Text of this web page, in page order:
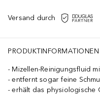
Versand durch
PRODUKTINFORMATIONEN
Mizellen-Reinigungsfluid
entfernt sogar feine
erhält das physiologische